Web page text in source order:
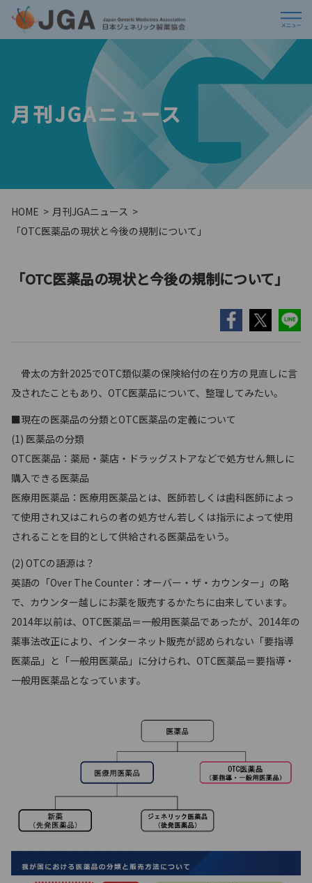
月刊JGAニュース
HOME
月刊JGAニュース
「OTC医薬品の現状と今後の規制について」
「OTC医薬品の現状と今後の規制について」
骨太の方針2025でOTC類似薬の保険給付の在り方の見直しに言
及されたこともあり、OTC医薬品について、整理してみたい。
■現在の医薬品の分類とOTC医薬品の定義について
(1) 医薬品の分類
OTC医薬品：薬局・薬店・ドラッグストアなどで処方せん無しに
購入できる医薬品
医療用医薬品：医療用医薬品とは、医師若しくは歯科医師によっ
て使用され又はこれらの者の処方せん若しくは指示によって使用
されることを目的として供給される医薬品をいう。
(2) OTCの語源は？
英語の「Over The Counter：オーバー・ザ・カウンター」の略
で、カウンター越しにお薬を販売するかたちに由来しています。
2014年以前は、OTC医薬品＝一般用医薬品であったが、2014年の
薬事法改正により、インターネット販売が認められない「要指導
医薬品」と「一般用医薬品」に分けられ、OTC医薬品＝要指導・
一般用医薬品となっています。